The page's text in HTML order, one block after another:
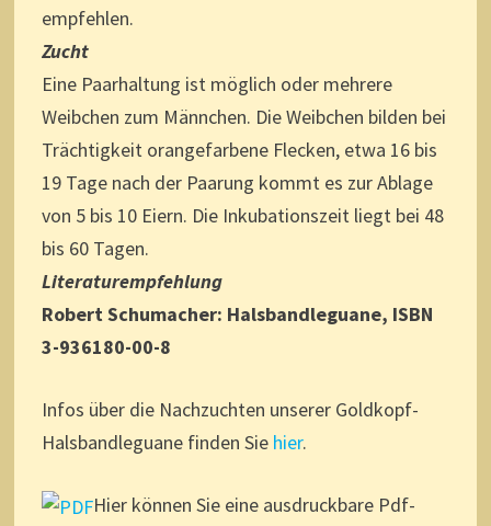
empfehlen.
Zucht
Eine Paarhaltung ist möglich oder mehrere
Weibchen zum Männchen. Die Weibchen bilden bei
Trächtigkeit orangefarbene Flecken, etwa 16 bis
19 Tage nach der Paarung kommt es zur Ablage
von 5 bis 10 Eiern. Die Inkubationszeit liegt bei 48
bis 60 Tagen.
Literaturempfehlung
Robert Schumacher: Halsbandleguane, ISBN
3-936180-00-8
Infos über die Nachzuchten unserer Goldkopf-
Halsbandleguane finden Sie hier.
Hier können Sie eine ausdruckbare Pdf-